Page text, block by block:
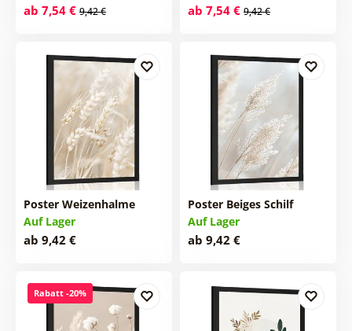
ab 7,54 € 9,42 € ab 7,54 € 9,42 €
Poster Weizenhalme
Auf Lager
ab 9,42 €
Poster Beiges Schilf
Auf Lager
ab 9,42 €
Rabatt -20%